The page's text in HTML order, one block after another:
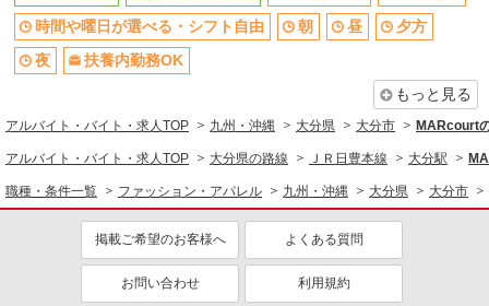
時間や曜日が選べる・シフト自由
朝 昼
夕方
夜
扶養内勤務OK
もっと見る
アルバイト・バイト・求人TOP 九州・沖縄 大分県 大分市 MARcourt
アルバイト・バイト・求人TOP 大分県の路線 ＪＲ日豊本線 大分駅
職種・条件一覧 ファッション・アパレル 九州・沖縄 大分県 大分市
掲載ご希望のお客様へ よくある質問
お問い合わせ 利用規約